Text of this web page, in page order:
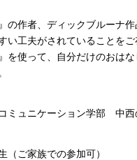
の作者、ディックブルーナ
い工夫がされていることを
を使って、自分だけのおは
コミュニケーション学部 中
（ご家族での参加可）